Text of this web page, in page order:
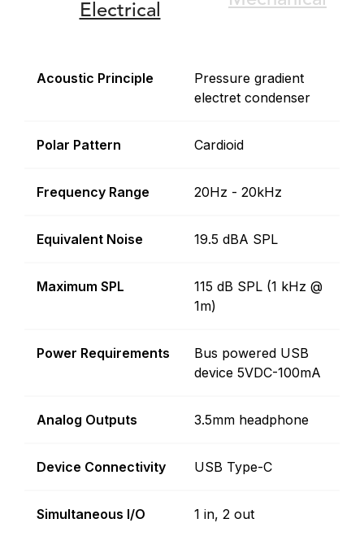
Electrical
Acoustic Principle
Pressure gradient
electret condenser
Polar Pattern Cardioid
Frequency Range 20Hz - 20kHz
Equivalent Noise 19.5 dBA SPL
Maximum SPL
115 dB SPL (1 kHz @
1m)
Power Requirements
Bus powered USB
device 5VDC-100mA
Analog Outputs 3.5mm headphone
Device Connectivity USB Type-C
Simultaneous I/O 1 in, 2 out